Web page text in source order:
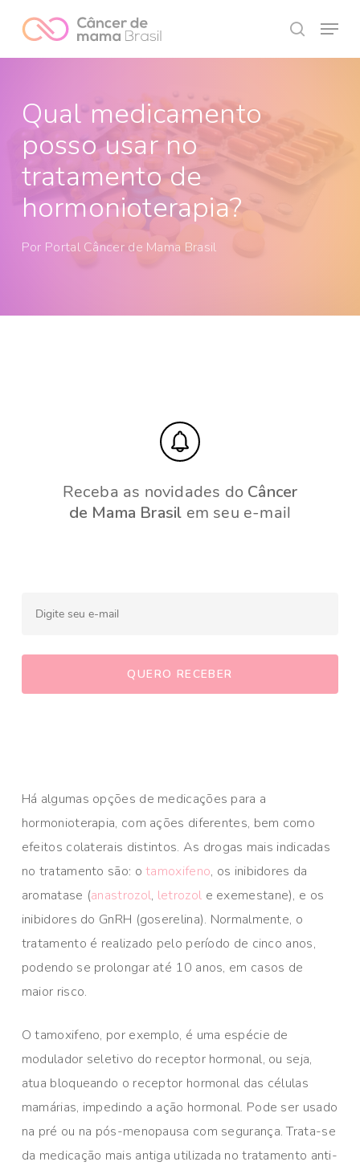
main
Menu
Qual medicamento
posso usar no
tratamento de
hormonioterapia?
Por Portal Câncer de Mama Brasil
Receba as novidades do Câncer
de Mama Brasil em seu e-mail
Há algumas opções de medicações para a
hormonioterapia, com ações diferentes, bem como
efeitos colaterais distintos. As drogas mais indicadas
no tratamento são: otamoxifeno, os inibidores da
aromatase (anastrozol, letrozol e exemestane), e os
inibidores do GnRH (goserelina). Normalmente, o
tratamento é realizado pelo período de cinco anos,
podendo se prolongar até 10 anos, em casos de
maior risco.
O tamoxifeno, por exemplo, é uma espécie de
modulador seletivo do receptor hormonal, ou seja,
atua bloqueando o receptor hormonal das células
mamárias, impedindo a ação hormonal. Pode ser usado
na pré ou na pós-menopausa com segurança. Trata-se
da medicação mais antiga utilizada no tratamento anti-